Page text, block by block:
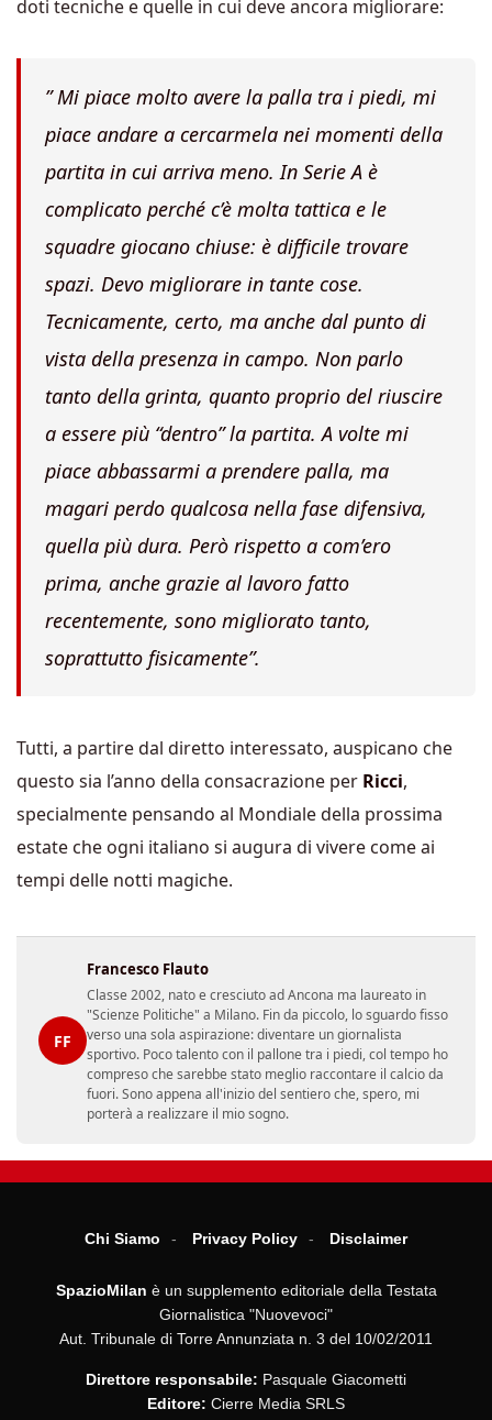
doti tecniche e quelle in cui deve ancora migliorare:
” Mi piace molto avere la palla tra i piedi, mi
piace andare a cercarmela nei momenti della
partita in cui arriva meno. In Serie A è
complicato perché c’è molta tattica e le
squadre giocano chiuse: è difficile trovare
spazi. Devo migliorare in tante cose.
Tecnicamente, certo, ma anche dal punto di
vista della presenza in campo. Non parlo
tanto della grinta, quanto proprio del riuscire
a essere più “dentro” la partita. A volte mi
piace abbassarmi a prendere palla, ma
magari perdo qualcosa nella fase difensiva,
quella più dura. Però rispetto a com’ero
prima, anche grazie al lavoro fatto
recentemente, sono migliorato tanto,
soprattutto fisicamente”.
Tutti, a partire dal diretto interessato, auspicano che
questo sia l’anno della consacrazione per Ricci,
specialmente pensando al Mondiale della prossima
estate che ogni italiano si augura di vivere come ai
tempi delle notti magiche.
FF
Francesco Flauto
Classe 2002, nato e cresciuto ad Ancona ma laureato in
"Scienze Politiche" a Milano. Fin da piccolo, lo sguardo fisso
verso una sola aspirazione: diventare un giornalista
sportivo. Poco talento con il pallone tra i piedi, col tempo ho
compreso che sarebbe stato meglio raccontare il calcio da
fuori. Sono appena all'inizio del sentiero che, spero, mi
porterà a realizzare il mio sogno.
Chi Siamo Privacy Policy Disclaimer
SpazioMilan è un supplemento editoriale della Testata
Giornalistica "Nuovevoci"
Aut. Tribunale di Torre Annunziata n. 3 del 10/02/2011
Direttore responsabile: Pasquale Giacometti
Editore: Cierre Media SRLS